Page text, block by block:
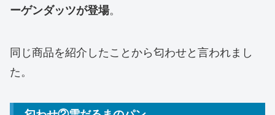
ーゲンダッツが登場。
同じ商品を紹介したことから匂わせと言われまし
た。